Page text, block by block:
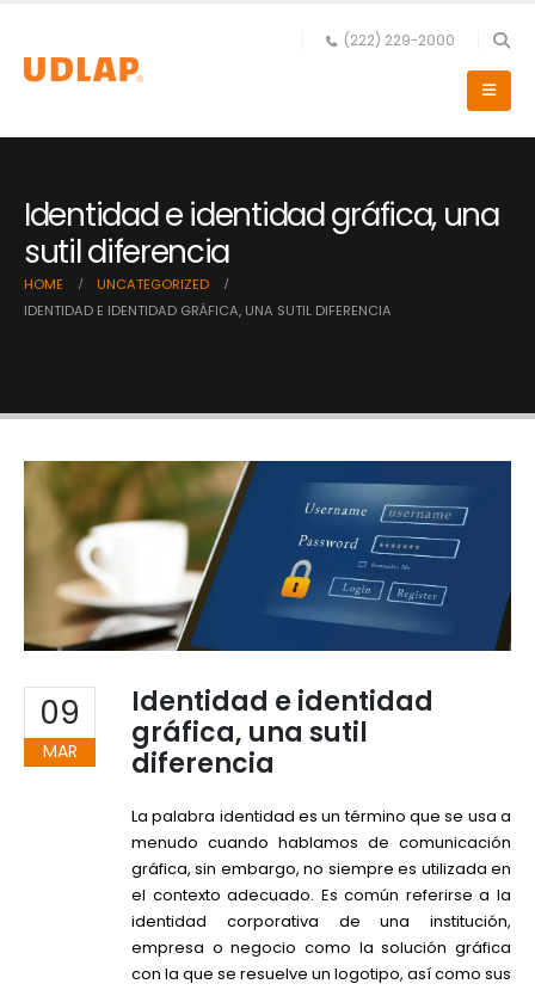
(222) 229-2000
Identidad e identidad gráfica, una
sutil diferencia
HOME
UNCATEGORIZED
IDENTIDAD E IDENTIDAD GRÁFICA, UNA SUTIL DIFERENCIA
09
MAR
Identidad e identidad
gráfica, una sutil
diferencia
La palabra identidad es un término que se usa a
menudo cuando hablamos de comunicación
gráfica, sin embargo, no siempre es utilizada en
el contexto adecuado. Es común referirse a la
identidad corporativa de una institución,
empresa o negocio como la solución gráfica
con la que se resuelve un logotipo, así como sus